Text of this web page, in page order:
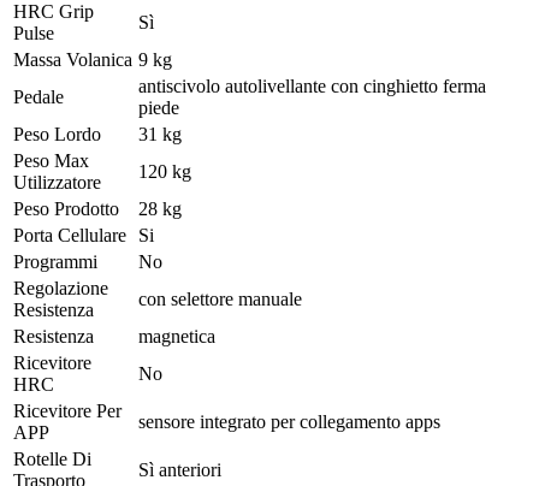
HRC Grip
Pulse
Sì
Massa Volanica 9 kg
Pedale
antiscivolo autolivellante con cinghietto ferma
piede
Peso Lordo
31 kg
Peso Max
Utilizzatore
120 kg
Peso Prodotto
28 kg
Porta Cellulare
Si
Programmi
No
Regolazione
Resistenza
con selettore manuale
Resistenza
magnetica
Ricevitore
HRC
No
Ricevitore Per
APP
sensore integrato per collegamento apps
Rotelle Di
Trasporto
Sì anteriori